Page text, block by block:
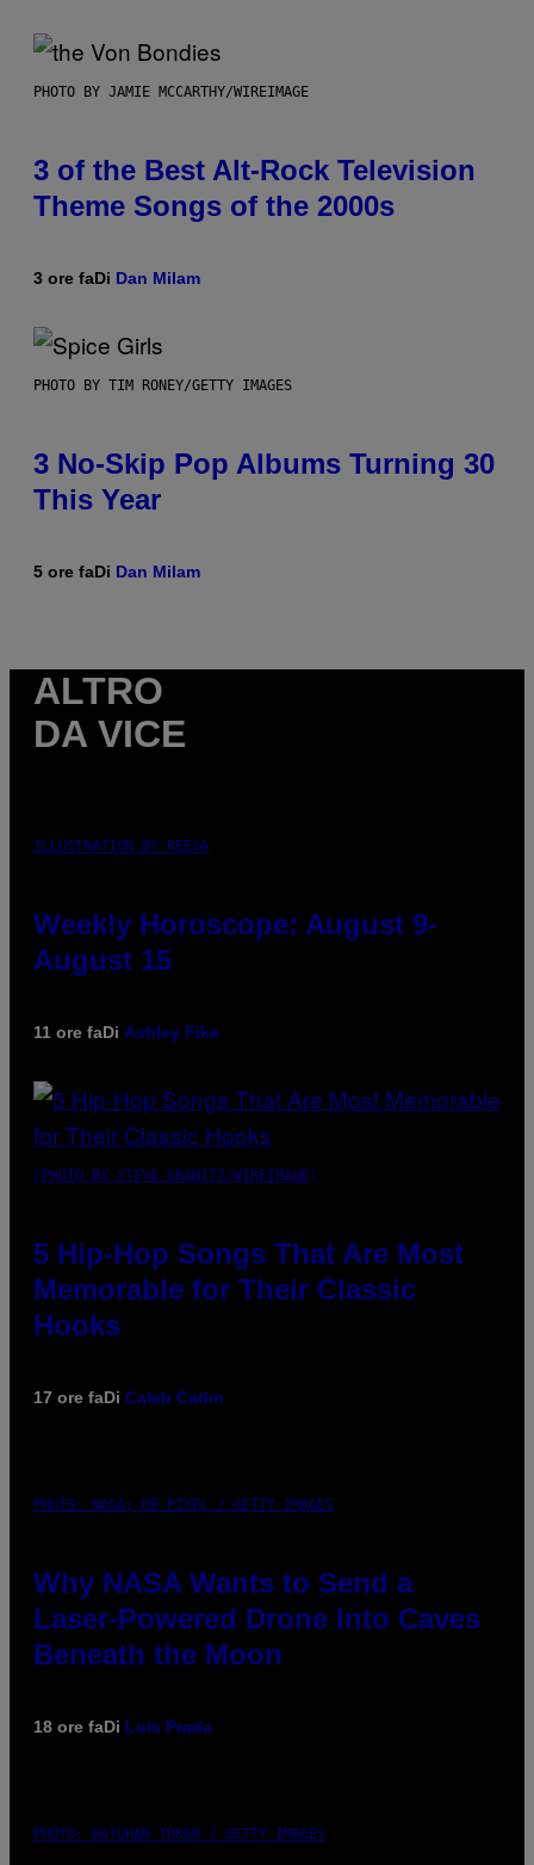
PHOTO BY JAMIE MCCARTHY/WIREIMAGE
3 of the Best Alt-Rock Television
Theme Songs of the 2000s
3 ore faDi Dan Milam
PHOTO BY TIM RONEY/GETTY IMAGES
3 No-Skip Pop Albums Turning 30
This Year
5 ore faDi Dan Milam
ALTRO
DA VICE
ILLUSTRATION BY REESA
Weekly Horoscope: August 9-
August 15
11 ore faDi Ashley Fike
(PHOTO BY STEVE GRANITZ/WIREIMAGE)
5 Hip-Hop Songs That Are Most
Memorable for Their Classic
Hooks
17 ore faDi Caleb Catlin
PHOTO: NASA; DR PIXEL / GETTY IMAGES
Why NASA Wants to Send a
Laser-Powered Drone Into Caves
Beneath the Moon
18 ore faDi Luis Prada
PHOTO: BATUHAN TOKER / GETTY IMAGES